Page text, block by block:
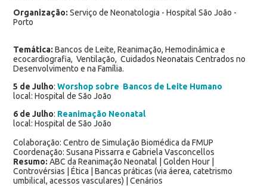
Organização: Serviço de Neonatologia - Hospital São João -
Porto
Temática: Bancos de Leite, Reanimação, Hemodinâmica e
ecocardiografia, Ventilação, Cuidados Neonatais Centrados no
Desenvolvimento e na Família.
5 de Julho: Worshop sobre Bancos de Leite Humano
local: Hospital de São João
6 de Julho: Reanimação Neonatal
local: Hospital de São João
Colaboração: Centro de Simulação Biomédica da FMUP
Coordenação: Susana Pissarra e Gabriela Vasconcellos
Resumo: ABC da Reanimação Neonatal | Golden Hour |
Controvérsias | Ética | Bancas práticas (via áerea, catetrismo
umbilical, acessos vasculares) | Cenários